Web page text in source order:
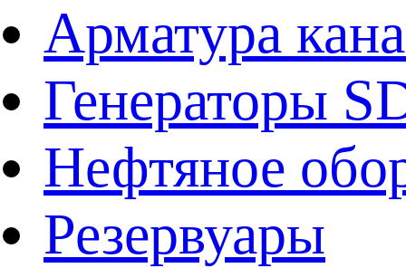
Арматура
Генераторы
Нефтяное
Резервуары